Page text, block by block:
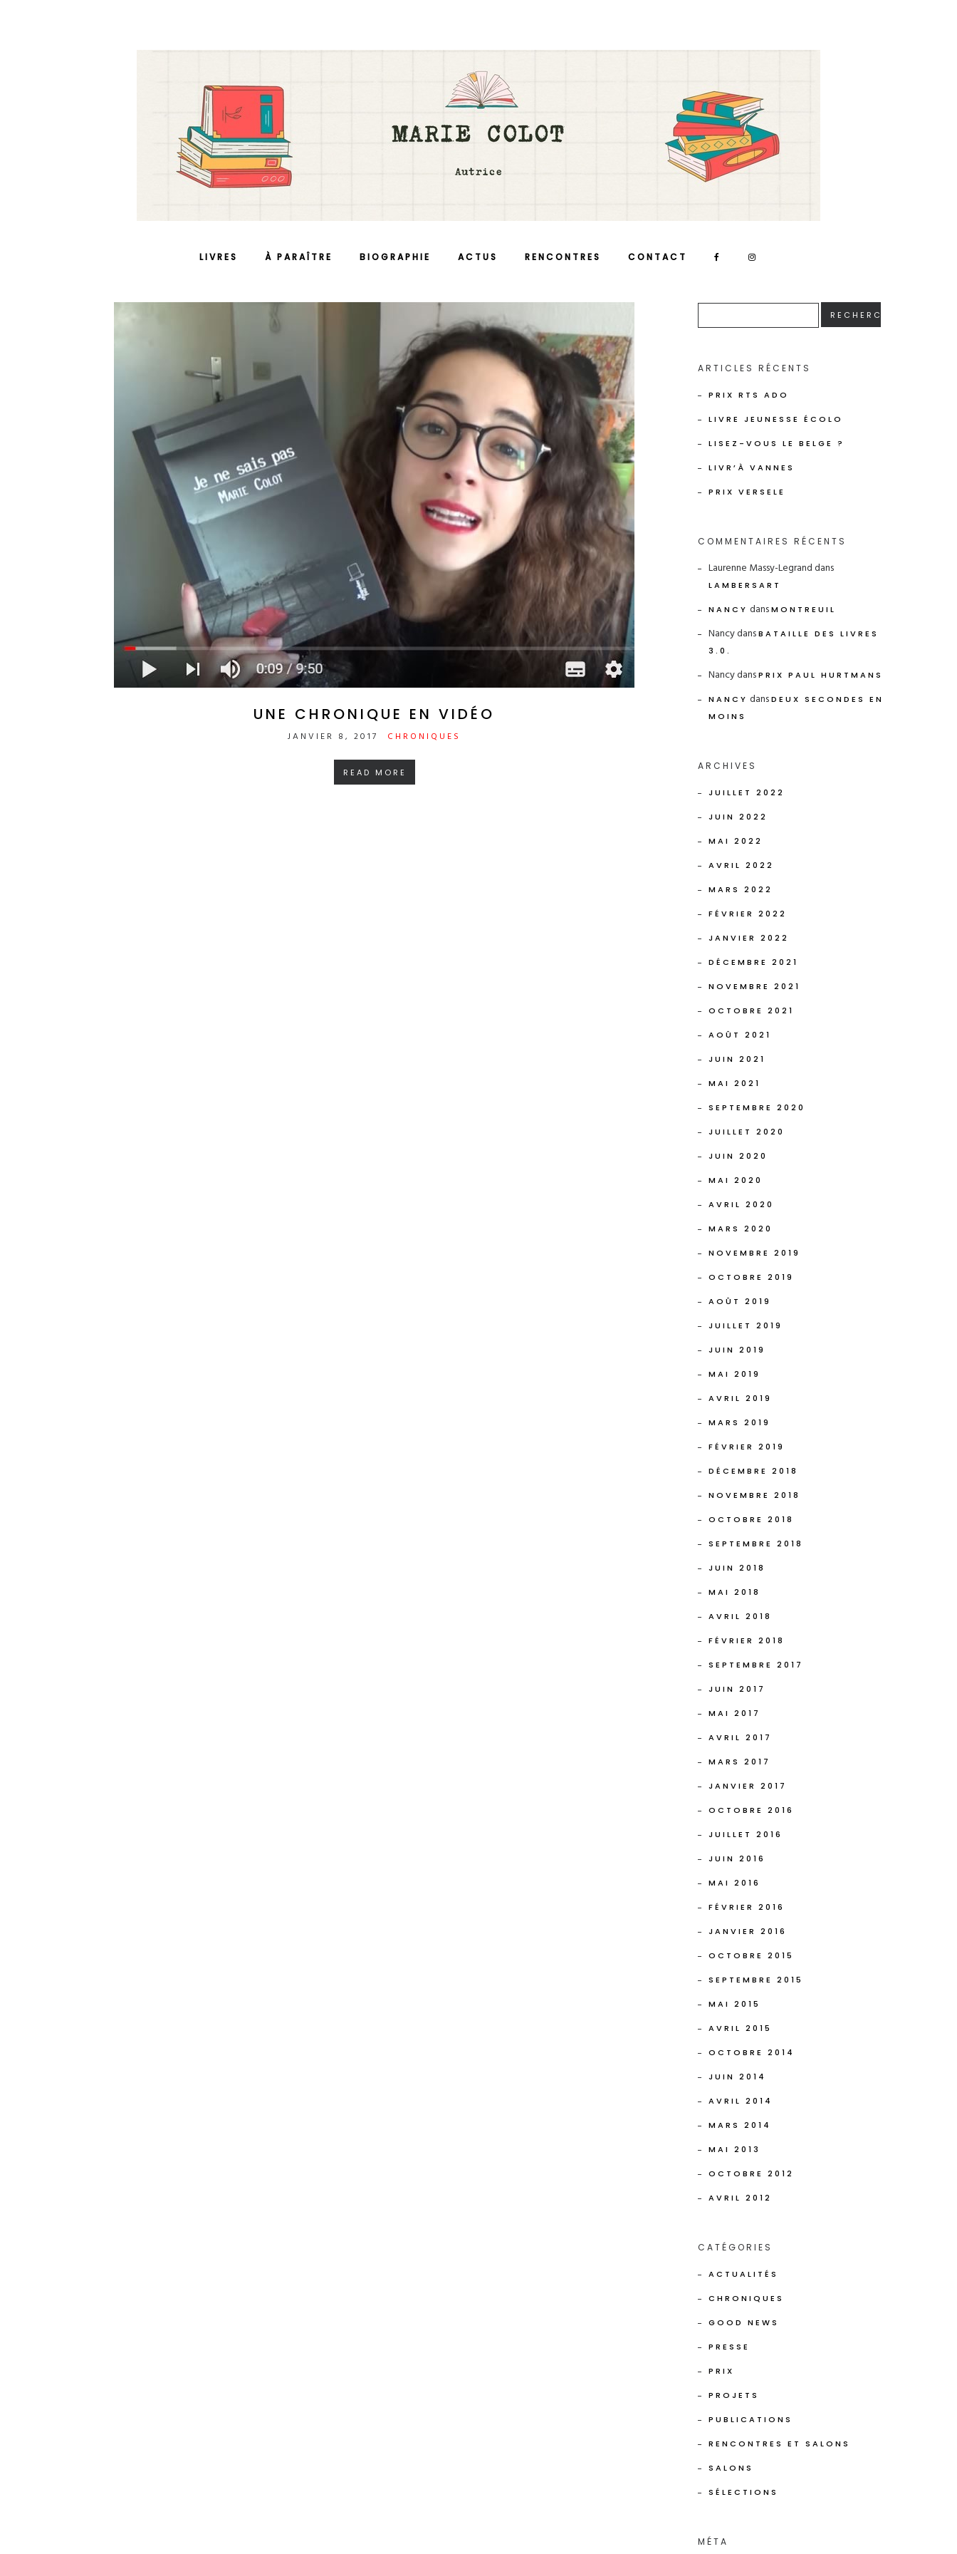
LIVRES À PARAÎTRE BIOGRAPHIE ACTUS RENCONTRES CONTACT
UNE CHRONIQUE EN VIDÉO
JANVIER 8, 2017 CHRONIQUES
READ MORE
RECHERCHER :
ARTICLES RÉCENTS
PRIX RTS ADO
LIVRE JEUNESSE ÉCOLO
LISEZ-VOUS LE BELGE ?
LIVR’À VANNES
PRIX VERSELE
COMMENTAIRES RÉCENTS
Laurenne Massy-Legranddans
LAMBERSART
NANCY dansMONTREUIL
NancydansBATAILLE DES LIVRES
3.0.
NancydansPRIX PAUL HURTMANS
NANCY dansDEUX SECONDES EN
MOINS
ARCHIVES
JUILLET 2022
JUIN 2022
MAI 2022
AVRIL 2022
MARS 2022
FÉVRIER 2022
JANVIER 2022
DÉCEMBRE 2021
NOVEMBRE 2021
OCTOBRE 2021
AOÛT 2021
JUIN 2021
MAI 2021
SEPTEMBRE 2020
JUILLET 2020
JUIN 2020
MAI 2020
AVRIL 2020
MARS 2020
NOVEMBRE 2019
OCTOBRE 2019
AOÛT 2019
JUILLET 2019
JUIN 2019
MAI 2019
AVRIL 2019
MARS 2019
FÉVRIER 2019
DÉCEMBRE 2018
NOVEMBRE 2018
OCTOBRE 2018
SEPTEMBRE 2018
JUIN 2018
MAI 2018
AVRIL 2018
FÉVRIER 2018
SEPTEMBRE 2017
JUIN 2017
MAI 2017
AVRIL 2017
MARS 2017
JANVIER 2017
OCTOBRE 2016
JUILLET 2016
JUIN 2016
MAI 2016
FÉVRIER 2016
JANVIER 2016
OCTOBRE 2015
SEPTEMBRE 2015
MAI 2015
AVRIL 2015
OCTOBRE 2014
JUIN 2014
AVRIL 2014
MARS 2014
MAI 2013
OCTOBRE 2012
AVRIL 2012
CATÉGORIES
ACTUALITÉS
CHRONIQUES
GOOD NEWS
PRESSE
PRIX
PROJETS
PUBLICATIONS
RENCONTRES ET SALONS
SALONS
SÉLECTIONS
MÉTA